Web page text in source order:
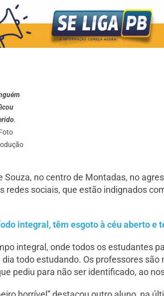
.
no centro de Montadas, no
sociais, que estão indignados
integral, têm esgoto à céu aberto e
integral, onde todos os estudantes
todo estudando. Os professores são
pediu para não ser identificado, ao